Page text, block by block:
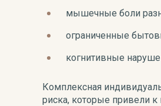
мышечные боли
ограниченные
когнитивные
Комплексная
риска, которые привели к